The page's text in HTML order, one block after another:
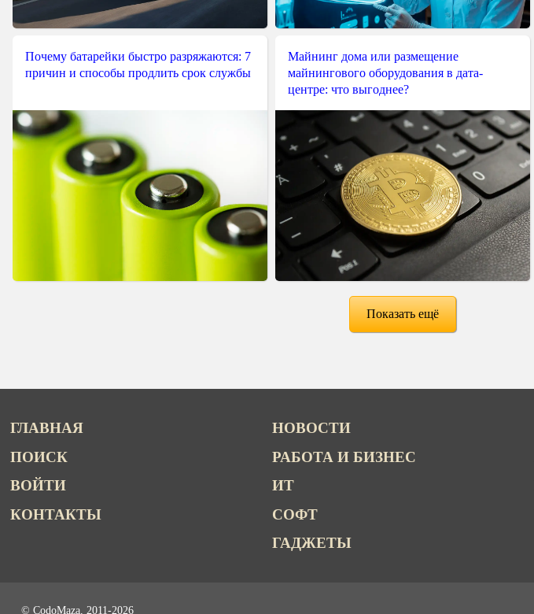
Почему батарейки быстро разряжаются: 7
причин и способы продлить срок службы
Майнинг дома или размещение
майнингового оборудования в дата-
центре: что выгоднее?
Показать ещё
ГЛАВНАЯ
ПОИСК
ВОЙТИ
КОНТАКТЫ
НОВОСТИ
РАБОТА И БИЗНЕС
ИТ
СОФТ
ГАДЖЕТЫ
© CodoMaza, 2011-2026